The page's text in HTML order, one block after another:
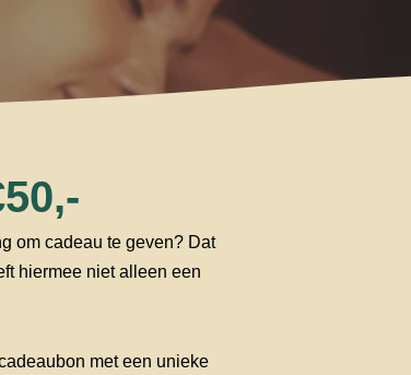
om cadeau te geven? Dat
hiermee niet alleen een
met een unieke